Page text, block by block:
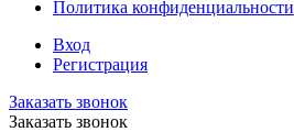
Политика конфиденциальности
Вход
Регистрация
Заказать звонок
Заказать звонок